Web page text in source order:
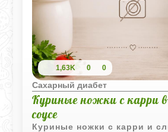
1,63K 0 0
Сахарный диабет
Куриные ножки с карри
соусе
Куриные ножки с карри и